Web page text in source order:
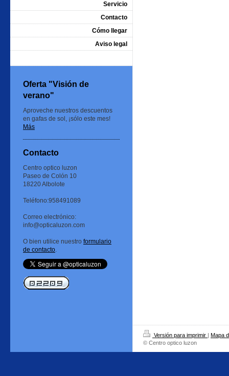
Servicio
Contacto
Cómo llegar
Aviso legal
Oferta "Visión de
verano"
Aproveche nuestros descuentos
en gafas de sol, ¡sólo este mes!
Más
Contacto
Centro optico luzon
Paseo de Colón 10
18220 Albolote
Teléfono:958491089
Correo electrónico:
info@opticaluzon.com
O bien utilice nuestro formulario
de contacto.
Versión para imprimir | Mapa
© Centro optico luzon